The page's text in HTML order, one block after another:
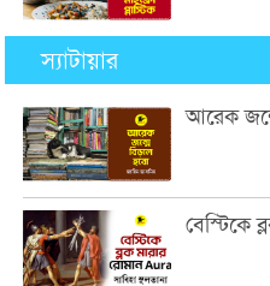
স্যাটায়ার
আরেক
বেস্টিকে